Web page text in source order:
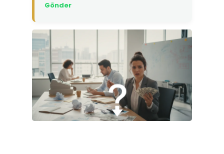
Gönder